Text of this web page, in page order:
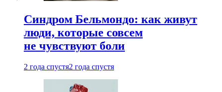
Синдром Бельмондо: как живут
люди, которые совсем
не чувствуют боли
2 года спустя2 года спустя